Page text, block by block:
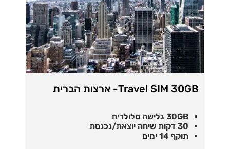
Travel SIM 30GB- ארצות הברית
30GB גלישה סלולרית
30 דקות שיחה יוצאת/נכנסת
תוקף 14 ימים